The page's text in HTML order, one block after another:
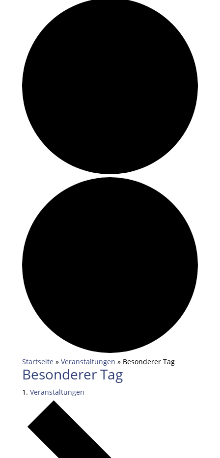
Startseite » Veranstaltungen » Besonderer Tag
Besonderer Tag
Veranstaltungen